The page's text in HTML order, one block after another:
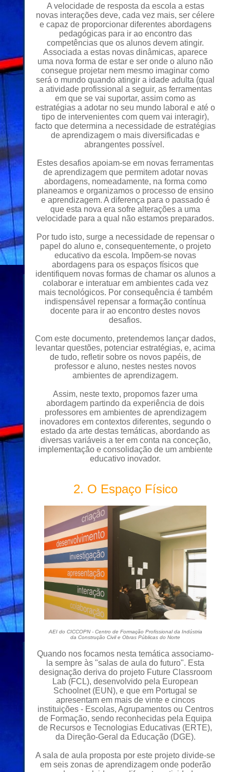
A velocidade deresposta da escola a estas
novas interações deve, cada vez mais, ser célere
e capaz de proporcionar diferentes abordagens
pedagógicas para ir ao encontro das
competências que os alunos devem atingir.
Associada a estas novas dinâmicas, aparece
uma nova forma de estar e ser onde o aluno não
consegue projetar nem mesmo imaginar como
será o mundo quando atingir a idade adulta (qual
a atividade profissional a seguir, as ferramentas
em que se vai suportar, assim como as
estratégias a adotar no seu mundo laboral e até o
tipo de intervenientes com quem vai interagir),
facto que determina a necessidade de estratégias
de aprendizagem o mais diversificadas e
abrangentes possível.
Estes desafios apoiam-se em novas ferramentas
de aprendizagem que permitem adotar novas
abordagens, nomeadamente, na forma como
planeamos e organizamos o processo de ensino
e aprendizagem. A diferença para o passado é
que esta nova era sofre alterações a uma
velocidade para a qual não estamos preparados.
Por tudo isto, surge a necessidade de repensar o
papel do aluno e, consequentemente, o projeto
educativo da escola. Impõem-se novas
abordagens para os espaços físicos que
identifiquem novas formas de chamar os alunos a
colaborar e interatuar em ambientes cada vez
mais tecnológicos. Por consequência é também
indispensável repensar a formação contínua
docente para ir ao encontro destes novos
desafios.
Com este documento, pretendemos lançar dados,
levantar questões, potenciar estratégias, e, acima
de tudo, refletir sobre os novos papéis, de
professor e aluno, nestes nestes novos
ambientes de aprendizagem.
Assim, neste texto, propomos fazer uma
abordagem partindo da experiência de dois
professores em ambientes de aprendizagem
inovadores em contextos diferentes, segundo o
estado da arte destas temáticas, abordando as
diversas variáveis a ter em conta na conceção,
implementação e consolidação de um ambiente
educativo inovador.
2. O Espaço Físico
AEI do CICCOPN - Centro de Formação Profissional da Indústria
da Construção Civil e Obras Públicas do Norte
Quando nos focamos nesta temática associamo-
la sempre às "salas de aula do futuro". Esta
designação deriva do projeto Future Classroom
Lab (FCL), desenvolvido pela European
Schoolnet (EUN), e que em Portugal se
apresentam em mais de vinte e cincos
instituições - Escolas, Agrupamentos ou Centros
de Formação, sendo reconhecidas pela Equipa
de Recursos e Tecnologias Educativas (ERTE),
da Direção-Geral da Educação (DGE).
A sala de aula proposta por este projeto divide-se
em seis zonas de aprendizagem onde poderão